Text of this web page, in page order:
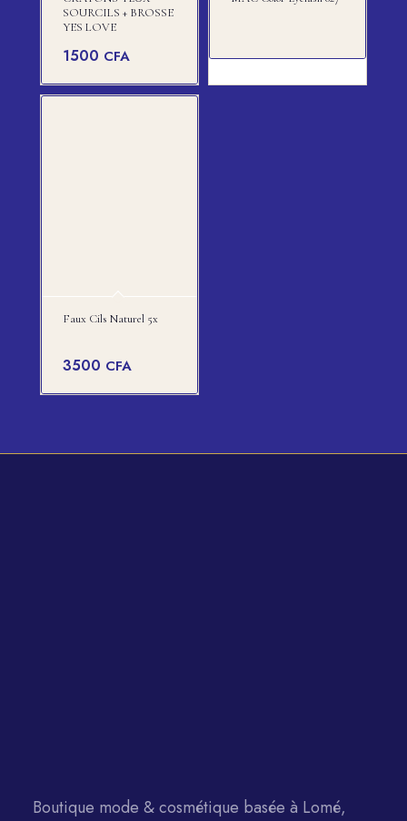
SOURCILS + BROSSE
YES LOVE
1500 CFA
Faux Cils Naturel 5x
3500 CFA
Boutique mode & cosmétique basée à Lomé,